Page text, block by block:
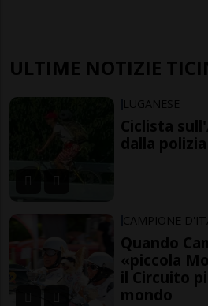
ULTIME NOTIZIE
LUGANESE
Ciclista
dalla polizia
CAMPIONE
Quando
«piccola
il Circuito
mondo